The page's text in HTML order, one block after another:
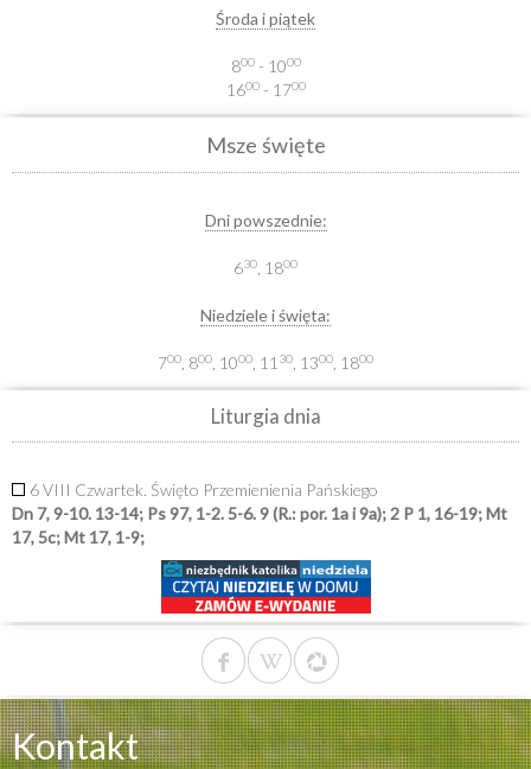
Środa i piątek
800- 1000
1600- 1700
Msze święte
Dni powszednie:
630 , 1800
Niedziele i święta:
700 , 800 , 1000 , 11 30 , 1300 , 1800
Liturgia dnia
6 VIII Czwartek. Święto Przemienienia Pańskiego
Dn 7, 9-10. 13-14; Ps 97, 1-2. 5-6. 9 (R.: por. 1a i 9a); 2 P 1, 16-19; Mt
17, 5c; Mt 17, 1-9;
Kontakt